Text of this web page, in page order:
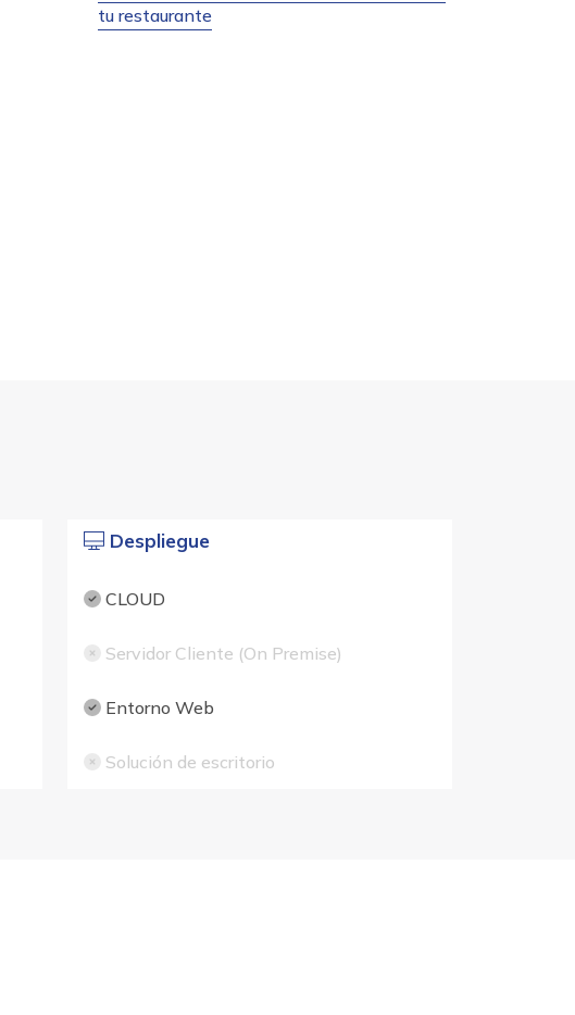
tu restaurante
Despliegue
CLOUD
Servidor Cliente (On Premise)
Entorno Web
Solución de escritorio